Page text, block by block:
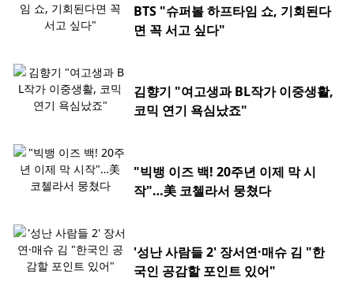
BTS "슈퍼볼 하프타임 쇼, 기회된다
면 꼭 서고 싶다"
김향기 "여고생과 BL작가 이중생활,
코믹 연기 욕심났죠"
"빅뱅 이즈 백! 20주년 이제 막 시
작"…美 코첼라서 뭉쳤다
'성난 사람들 2' 장서연·매슈 김 "한
국인 공감할 포인트 있어"